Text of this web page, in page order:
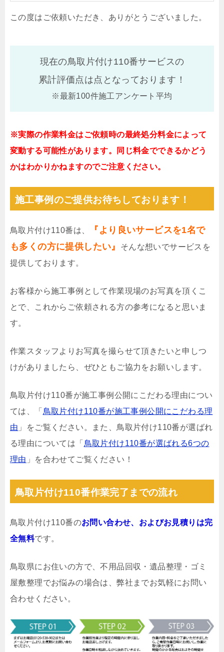
この度はご依頼いただき、ありがとうございました。
現在の鳥取片付け110番サービスの
累計評価点は点となっております！
※最新100件施工アンケート平均
※実際の作業料金はご依頼時の最終処分料金によって
変動する可能性があります。同じ料金でできるかどう
かはわかりかねますのでご注意ください。
施工事例のご提供お待ちしております！
鳥取片付け110番は、
『より良いサービスを1名で
も多くの方に提供したい』
そんな想いでサービスを
提供しております。
お客様から施工事例として作業現場のお写真を頂くこ
とで、これからご依頼される方の参考になると思いま
す。
作業スタッフよりお写真を撮らせて頂きたいと申しつ
けがありましたら、ぜひともご協力をお願いします。
鳥取片付け110番が施工事例公開にこだわる理由につい
ては、「 鳥取片付け110番が施工事例公開にこだわる理
由 」をご覧ください。また、鳥取片付け110番が選ばれ
る理由については「 鳥取片付け110番が選ばれる6つの
理由 」を合わせてご覧ください！
鳥取片付け110番作業完了までの流れ
鳥取片付け110番のお問い合わせ、およびお見積りは完
全無料です。
鳥取県にお住いの方で、不用品回収・遺品整理・ゴミ
屋敷整理でお悩みの場合は、弊社までお気軽にお問い
合わせください。